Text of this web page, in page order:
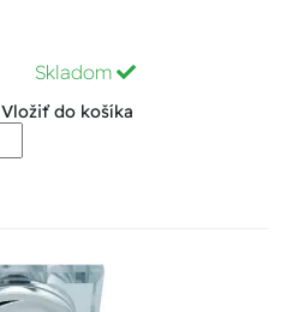
Skladom
Vložiť do košíka